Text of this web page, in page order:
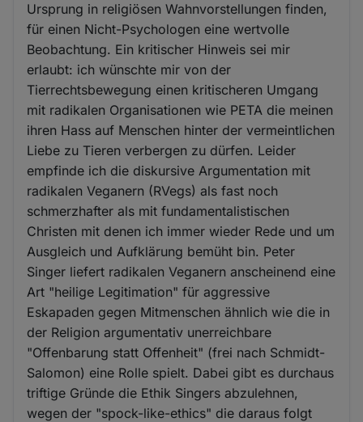
Ursprung in religiösen Wahnvorstellungen finden,
für einen Nicht-Psychologen eine wertvolle
Beobachtung. Ein kritischer Hinweis sei mir
erlaubt: ich wünschte mir von der
Tierrechtsbewegung einen kritischeren Umgang
mit radikalen Organisationen wie PETA die meinen
ihren Hass auf Menschen hinter der vermeintlichen
Liebe zu Tieren verbergen zu dürfen. Leider
empfinde ich die diskursive Argumentation mit
radikalen Veganern (RVegs) als fast noch
schmerzhafter als mit fundamentalistischen
Christen mit denen ich immer wieder Rede und um
Ausgleich und Aufklärung bemüht bin. Peter
Singer liefert radikalen Veganern anscheinend eine
Art "heilige Legitimation" für aggressive
Eskapaden gegen Mitmenschen ähnlich wie die in
der Religion argumentativ unerreichbare
"Offenbarung statt Offenheit" (frei nach Schmidt-
Salomon) eine Rolle spielt. Dabei gibt es durchaus
triftige Gründe die Ethik Singers abzulehnen,
wegen der "spock-like-ethics" die daraus folgt